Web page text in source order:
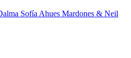
Sofía Ahues Mardones & Neil